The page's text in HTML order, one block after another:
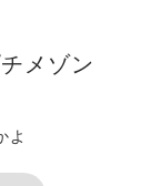
メゾン
よ